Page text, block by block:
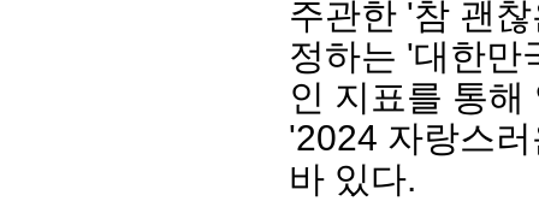
주관한 '참 괜
정하는 '대한만
인 지표를 통
'2024 자랑스
바 있다.